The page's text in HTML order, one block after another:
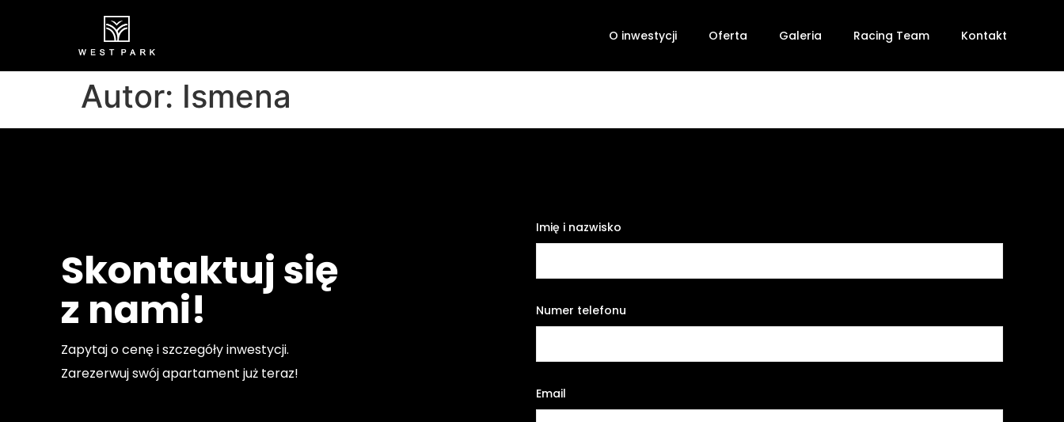
O inwestycji Oferta Galeria Racing Team Kontakt
Autor: Ismena
Skontaktuj się
z nami!
Zapytaj o cenę i szczegóły inwestycji.
Zarezerwuj swój apartament już teraz!
Imię i nazwisko
Numer telefonu
Email